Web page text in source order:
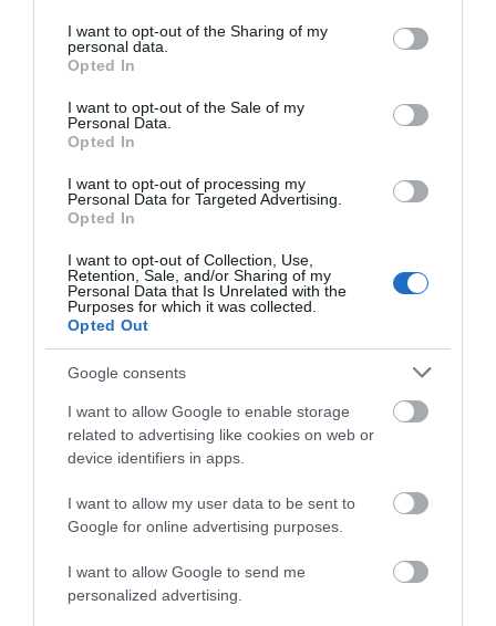
not limited to your visit or usage behaviour. You may click to
grant or deny consent to Google and its third-party tags to
use your data for below specified purposes in below Google
consent section.
I want to opt-out of the Sharing of my
personal data.
Opted In
I want to opt-out of the Sale of my
Personal Data.
Opted In
I want to opt-out of processing my
Personal Data for Targeted Advertising.
Opted In
I want to opt-out of Collection, Use,
Retention, Sale, and/or Sharing of my
Personal Data that Is Unrelated with the
Purposes for which it was collected.
Opted Out
Google consents
I want to allow Google to enable storage
related to advertising like cookies on web or
device identifiers in apps.
I want to allow my user data to be sent to
Google for online advertising purposes.
I want to allow Google to send me
personalized advertising.
ΣΥΓΚΛΟΝΙΣΤΙΚΟΣ ΑΠΟΧΑΙΡΕΤΙΣΜΟΣ ΣΤΗ
ΡΑΦΗΝΑ ΣΤΟ «ΤΕΛΕΥΤΑΙΟ ΜΠΑΡΚΟ» ΤΟΥ
ΚΑΠΕΤΑΝ ΑΝΤΩΝΗ ΒΙΔΑΛΗ
Απαράδεκτη εμπειρία στη Ραφήνα. Φωτογραφίες από την
αναχώρηση εκείνης της ώρας…
ΑΠΟΚΛΕΙΣΤΙΚΟ: «ΕΤΣΙ ΑΝΑΚΑΛΥΨΑ ΤΟ
ΣΗΜΑΝΤΙΚΟ ΑΡΧΑΙΟ ΝΑΥΑΓΙΟ ΤΗΣ ΑΝΔΡΟΥ!…»
«ΑΥΤΗ ΤΗΝ ΑΝΔΡΟ ΘΕΛΟΥΜΕ…»
Πρόσφατα Άρθρα
ΟΙ «ΕΥΤΥΧΙΣΜΕΝΕΣ
Μια επίκαιρη ανάλυση για
το λιμάνι της Ραφήνας…
Η Άνδρος συνεχίζει να